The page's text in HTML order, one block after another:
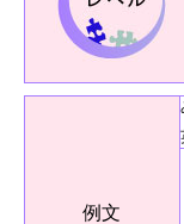
例文